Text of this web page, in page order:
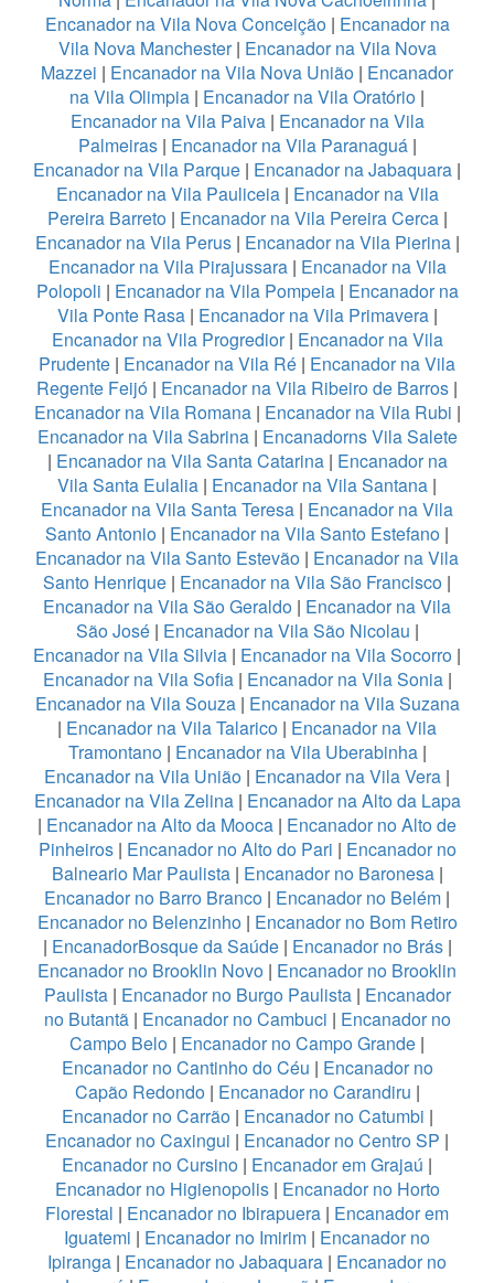
Encanador na Vila Nova Conceição| Encanador na
Vila Nova Manchester| Encanador na Vila Nova
Mazzei | Encanador na Vila Nova União | Encanador
na Vila Olimpia | Encanador na Vila Oratório |
Encanador na Vila Paiva| Encanador na Vila
Palmeiras| Encanador na Vila Paranaguá|
Encanador na Vila Parque | Encanador na Jabaquara |
Encanador na Vila Pauliceia| Encanador na Vila
Pereira Barreto| Encanador na Vila Pereira Cerca|
Encanador na Vila Perus| Encanador na Vila Pierina|
Encanador na Vila Pirajussara| Encanador na Vila
Polopoli | Encanador na Vila Pompeia| Encanador na
Vila Ponte Rasa| Encanador na Vila Primavera|
Encanador na Vila Progredior| Encanador na Vila
Prudente | Encanador na Vila Ré | Encanador na Vila
Regente Feijó | Encanador na Vila Ribeiro de Barros |
Encanador na Vila Romana| Encanador na Vila Rubi |
Encanador na Vila Sabrina| Encanadorns Vila Salete
| Encanador na Vila Santa Catarina| Encanador na
Vila Santa Eulalia | Encanador na Vila Santana |
Encanador na Vila Santa Teresa | Encanador na Vila
Santo Antonio | Encanador na Vila Santo Estefano |
Encanador na Vila Santo Estevão | Encanador na Vila
Santo Henrique | Encanador na Vila São Francisco |
Encanador na Vila São Geraldo | Encanador na Vila
São José| Encanador na Vila São Nicolau |
Encanador na Vila Silvia | Encanador na Vila Socorro |
Encanador na Vila Sofia| Encanador na Vila Sonia|
Encanador na Vila Souza| Encanador na Vila Suzana
| Encanador na Vila Talarico | Encanador na Vila
Tramontano| Encanador na Vila Uberabinha|
Encanador na Vila União | Encanador na Vila Vera |
Encanador na Vila Zelina| Encanador na Alto da Lapa
| Encanador na Alto da Mooca | Encanador no Alto de
Pinheiros| Encanador no Alto do Pari | Encanador no
Balneario Mar Paulista| Encanador no Baronesa|
Encanador no Barro Branco | Encanador no Belém |
Encanador no Belenzinho| Encanador no Bom Retiro
| EncanadorBosque da Saúde| Encanador no Brás|
Encanador no Brooklin Novo | Encanador no Brooklin
Paulista| Encanador no Burgo Paulista| Encanador
no Butantã| Encanador no Cambuci | Encanador no
Campo Belo | Encanador no Campo Grande |
Encanador no Cantinho do Céu | Encanador no
Capão Redondo| Encanador no Carandiru |
Encanador no Carrão| Encanador no Catumbi |
Encanador no Caxingui | Encanador no Centro SP |
Encanador no Cursino | Encanador em Grajaú |
Encanador no Higienopolis| Encanador no Horto
Florestal | Encanador no Ibirapuera | Encanador em
Iguatemi | Encanador no Imirim | Encanador no
Ipiranga | Encanador no Jabaquara | Encanador no